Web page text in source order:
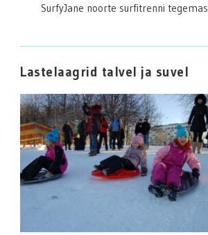
SurfyJane noorte surfitrenni tegemas
Lastelaagrid talvel ja suvel